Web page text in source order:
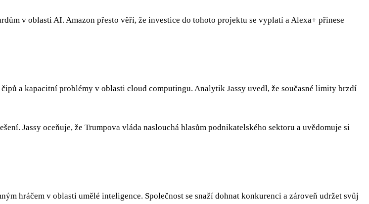
v oblasti AI. Amazon přesto věří, že investice do tohoto projektu se vyplatí a Alexa+ přinese
a kapacitní problémy v oblasti cloud computingu. Analytik Jassy uvedl, že současné limity brzdí
Jassy oceňuje, že Trumpova vláda naslouchá hlasům podnikatelského sektoru a uvědomuje si
hráčem v oblasti umělé inteligence. Společnost se snaží dohnat konkurenci a zároveň udržet svůj